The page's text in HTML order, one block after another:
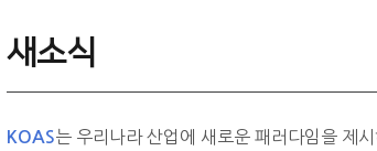
새소식
KOAS는 우리나라 산업에 새로운 패러다임을 제